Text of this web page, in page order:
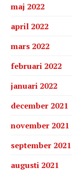
maj 2022
april 2022
mars 2022
februari 2022
januari 2022
december 2021
november 2021
september 2021
augusti 2021